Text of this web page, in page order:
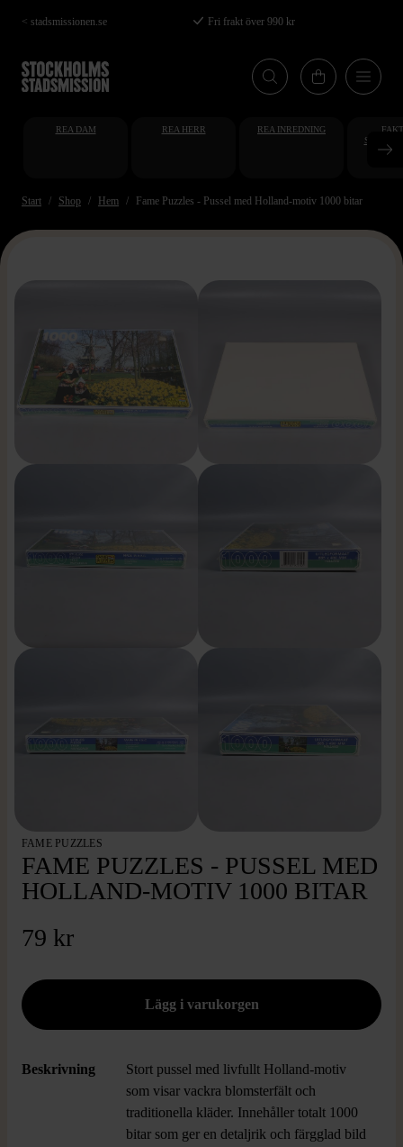
Hoppa
till
huvudinnehåll
< stadsmissionen.se Fri frakt över 990 kr
REA DAM REA HERR REA INREDNING
Start Shop Hem Fame Puzzles - Pussel med Holland-motiv 1000 bitar
FAME PUZZLES
FAME PUZZLES - PUSSEL MED
HOLLAND-MOTIV 1000 BITAR
79 kr
Beskrivning
Stort pussel med livfullt Holland-motiv
som visar vackra blomsterfält och
traditionella kläder. Innehåller totalt 1000
bitar som ger en detaljrik och färgglad bild